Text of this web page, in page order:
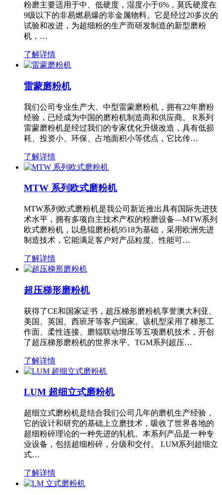
粉磨主要适用于中、低硬度，湿度小于6%，莫氏硬度在
9级以下的非易燃易爆的非金属物料。它是经过20多次的
试验和改进，为超细粉的生产而研发制造的新型磨粉
机，…
了解详情
雷蒙磨粉机
我们公司专业生产大、中型雷蒙磨粉机，拥有22年磨粉
经验，已经成为中国的磨粉机制造商和供应商。 R系列
雷蒙磨粉机是经过我们的专家优化升级改造，具有低损
耗、投资小、环保、占地面积小等优点，它比传…
了解详情
MTW 系列欧式磨粉机
MTW系列欧式磨粉机是我公司新近推出具有国际先进技
术水平，拥有多项自主技术产权的粉磨设备—MTW系列
欧式磨粉机，以悬辊磨粉机9518为基础，采用欧洲先进
制造技术，它能满足客户对产品粒度、性能可…
了解详情
超压梯形磨粉机
获得了CE和国家证书，超压梯形磨粉机享誉澳大利亚、
美国、英国、西班牙等客户国家。该机型采用了梯形工
作面、柔性连接、磨辊联动增压等五项磨机技术，开创
了超压梯形磨粉机的世界水平。TGM系列超压…
了解详情
LUM 超细立式磨粉机
超细立式磨粉机是结合我们公司几年的磨机生产经验，
它的设计和研究的基础上立磨技术，吸收了世界各地的
超细粉碎理论的一种先进的轧机。本系列产品是一种专
业设备，包括超细粉碎，分级和交付。 LUM系列超细立
式…
了解详情